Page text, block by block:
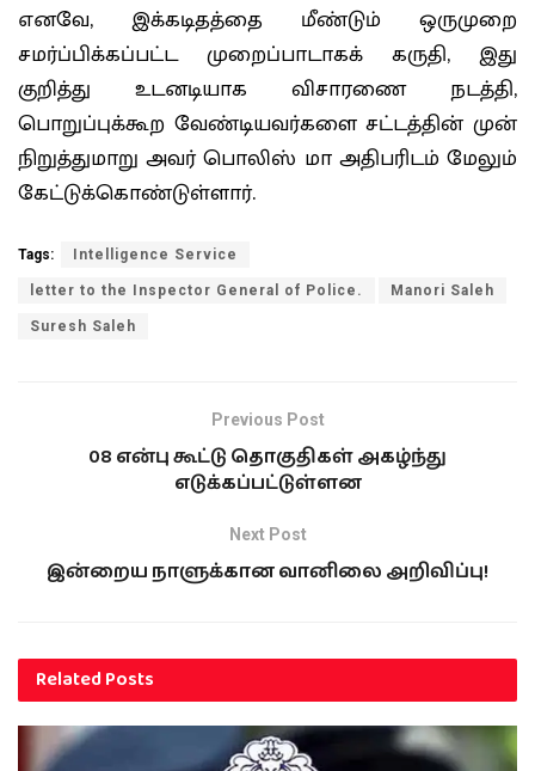
எனவே, இக்கடிதத்தை மீண்டும் ஒருமுறை
சமர்ப்பிக்கப்பட்ட முறைப்பாடாகக் கருதி, இது
குறித்து உடனடியாக விசாரணை நடத்தி,
பொறுப்புக்கூற வேண்டியவர்களை சட்டத்தின் முன்
நிறுத்துமாறு அவர் பொலிஸ் மா அதிபரிடம் மேலும்
கேட்டுக்கொண்டுள்ளார்.
Tags: Intelligence Service
letter to the Inspector General of Police. Manori Saleh
Suresh Saleh
Previous Post
08 என்பு கூட்டு தொகுதிகள் அகழ்ந்து
எடுக்கப்பட்டுள்ளன
Next Post
இன்றைய நாளுக்கான வானிலை அறிவிப்பு!
RelatedPosts